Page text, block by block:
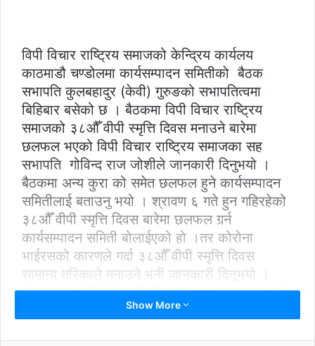
विपी विचार राष्ट्रिय समाजको केन्द्रिय कार्यलय
काठमाडौ चण्डोलमा कार्यसम्पादन समितीकाे बैठक
सभापति कुलबहादुर (केवी) गुरुङको सभापतित्वमा
बिहिबार बसेको छ । बैठकमा विपी विचार राष्ट्रिय
समाजको ३८औँ वीपी स्मृत्ति दिवस मनाउने बारेमा
छलफल भएको विपी विचार राष्ट्रिय समाजका सह
सभापति गोविन्द राज जोशीले जानकारी दिनुभयो ।
बैठकमा अन्य कुरा को समेत छलफल हुने कार्यसम्पादन
समितीलाई बताउनु भयो । श्रावण ६ गते हुन गहिरहेको
३८औँ वीपी स्मृत्ति दिवस बारेमा छलफल गर्र्न
कार्यसम्पादन समिती बोलाईएको हो ।तर कोरोना
भाईरसको कारणले गर्दा ३८औँ वीपी स्मृत्ति दिवस
सामान्य तरिकाले मनाउने भनी जानकारी दिनुभयो ।
बैठकमा ३८औँ वीपी स्मृत्ति दिवस २०७७ श्रावण ६ गते
दिउँसो १२ बजे कोरोनालाई मध्यनजर गर्दै सामाजीक
Show More